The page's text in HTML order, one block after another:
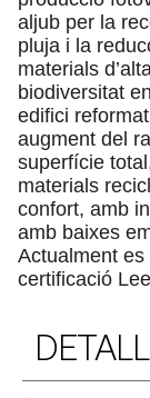
aljub per la
pluja i la
materials
biodiversitat
edifici
augment del
superfície
materials
confort, amb
amb baixes
Actualment
certificació